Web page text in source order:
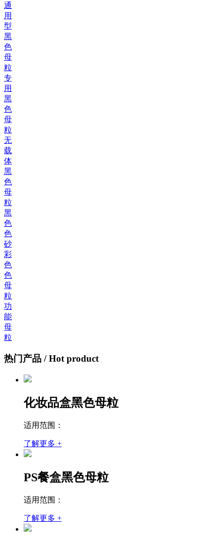
通
用
型
黑
色
母
粒
专
用
黑
色
母
粒
无
载
体
黑
色
母
粒
黑
色
色
砂
彩
色
色
母
粒
功
能
母
粒
热门产品 / Hot product
化妆品盒黑色母粒
适用范围：
了解更多 +
PS餐盒黑色母粒
适用范围：
了解更多 +